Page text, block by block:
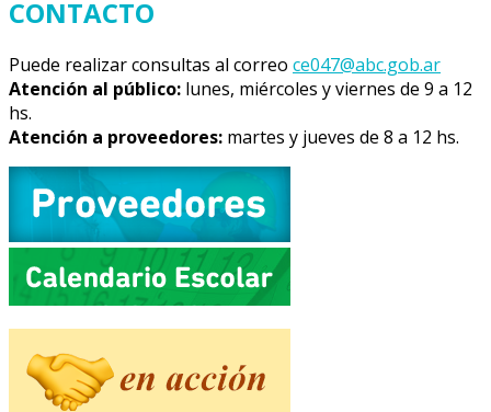
CONTACTO
Puede realizar consultas al correo ce047@abc.gob.ar
Atención al público: lunes, miércoles y viernes de 9 a 12
hs.
Atención a proveedores: martes y jueves de 8 a 12 hs.